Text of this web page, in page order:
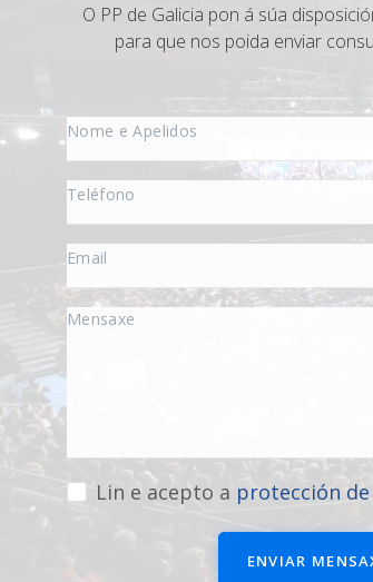
O PP de Galicia pon á súa
para que nos poida enviar
Lin e acepto a protección
ENVIAR